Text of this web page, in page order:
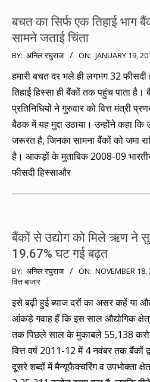
बचत का सिर्फ एक तिहाई भाग
सामने जताई चिंता
2012-
19
BY: अनिल रघुराज ON: JANUARY 19,
हमारी बचत दर भले ही लगभग 32
तिहाई हिस्सा ही बैंकों तक पहुंच पाता
प्रतिनिधियों ने गुरुवार को वित्त मंत्री
बैठक में यह मुद्दा उठाया। उन्होंने कहा
जरूरत है, जिनका सामना बैंकों को जमा
है। आकड़ों के मुताबिक 2008-09
फीसदी हिस्साऔर
बैंकों से उद्योग को मिले ऋण ने
19.67% घट गई बढ़त
2011-
11-
18
BY: अनिल रघुराज ON: NOVEMBER 18,
वित्त बाजार
इसे बढ़ी हुई ब्याज दरों का असर कहें या
आंकड़े गवाह हैं कि इस साल औद्योगिक
तक पिछले साल के मुकाबले 55,138
वित्त वर्ष 2011-12 में 4 नवंबर तक बैंकों
दूसरे शब्दों में मैन्यूफैक्चरिंग व उपभोक्ता